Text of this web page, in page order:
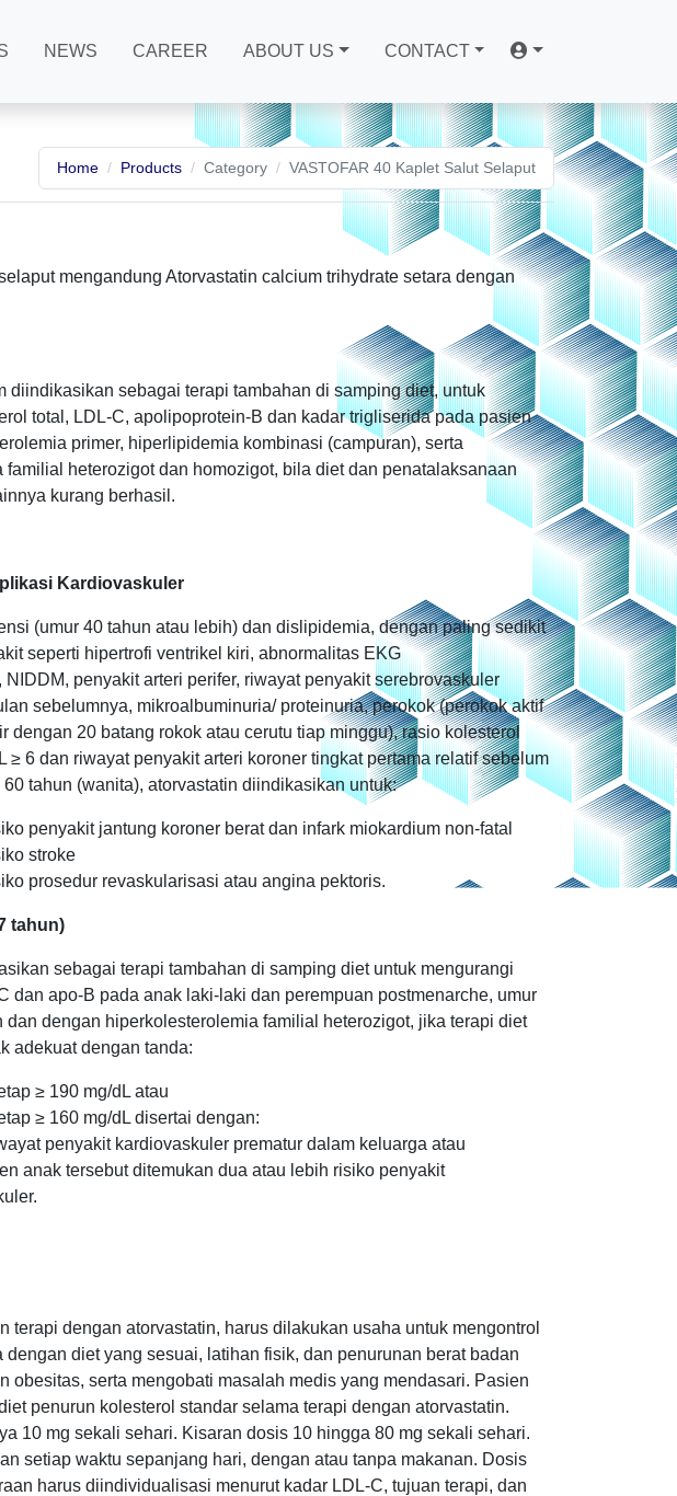
NEWS CAREER ABOUT US CONTACT
Home Products Category VASTOFAR 40 Kaplet Salut Selaput
mengandung Atorvastatin calcium trihydrate setara dengan
diindikasikan sebagai terapi tambahan di samping diet, untuk
total, LDL-C, apolipoprotein-B dan kadar trigliserida pada pasien
primer, hiperlipidemia kombinasi (campuran), serta
familial heterozigot dan homozigot, bila diet dan penatalaksanaan
kurang berhasil.
Kardiovaskuler
(umur 40 tahun atau lebih) dan dislipidemia, dengan paling sedikit
seperti hipertrofi ventrikel kiri, abnormalitas EKG
NIDDM, penyakit arteri perifer, riwayat penyakit serebrovaskuler
sebelumnya, mikroalbuminuria/ proteinuria, perokok (perokok aktif
dengan 20 batang rokok atau cerutu tiap minggu), rasio kolesterol
≥ 6 dan riwayat penyakit arteri koroner tingkat pertama relatif sebelum
tahun (wanita), atorvastatin diindikasikan untuk:
penyakit jantung koroner berat dan infark miokardium non-fatal
stroke
prosedur revaskularisasi atau angina pektoris.
tahun)
sebagai terapi tambahan di samping diet untuk mengurangi
dan apo-B pada anak laki-laki dan perempuan postmenarche, umur
dan dengan hiperkolesterolemia familial heterozigot, jika terapi diet
adekuat dengan tanda:
≥ 190 mg/dL atau
≥ 160 mg/dL disertai dengan:
penyakit kardiovaskuler prematur dalam keluarga atau
anak tersebut ditemukan dua atau lebih risiko penyakit
terapi dengan atorvastatin, harus dilakukan usaha untuk mengontrol
dengan diet yang sesuai, latihan fisik, dan penurunan berat badan
obesitas, serta mengobati masalah medis yang mendasari. Pasien
penurun kolesterol standar selama terapi dengan atorvastatin.
10 mg sekali sehari. Kisaran dosis 10 hingga 80 mg sekali sehari.
setiap waktu sepanjang hari, dengan atau tanpa makanan. Dosis
harus diindividualisasi menurut kadar LDL-C, tujuan terapi, dan